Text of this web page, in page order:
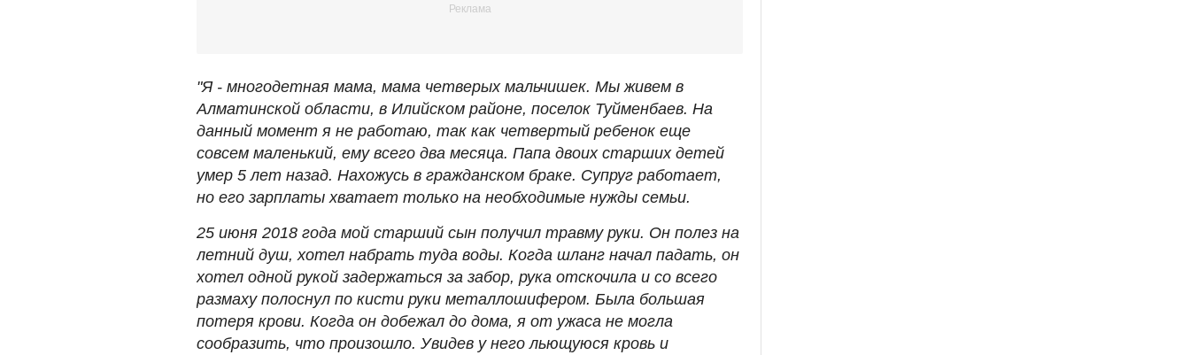
"Я - многодетная мама, мама четверых мальчишек. Мы живем в
Алматинской области, в Илийском районе, поселок Туйменбаев. На
данный момент я не работаю, так как четвертый ребенок еще
совсем маленький, ему всего два месяца. Папа двоих старших детей
умер 5 лет назад. Нахожусь в гражданском браке. Супруг работает,
но его зарплаты хватает только на необходимые нужды семьи.
25 июня 2018 года мой старший сын получил травму руки. Он полез на
летний душ, хотел набрать туда воды. Когда шланг начал падать, он
хотел одной рукой задержаться за забор, рука отскочила и со всего
размаху полоснул по кисти руки металлошифером. Была большая
потеря крови. Когда он добежал до дома, я от ужаса не могла
сообразить, что произошло. Увидев у него льющуюся кровь и